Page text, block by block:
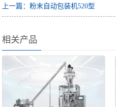
上一篇：粉末自动包装机520型
相关产品